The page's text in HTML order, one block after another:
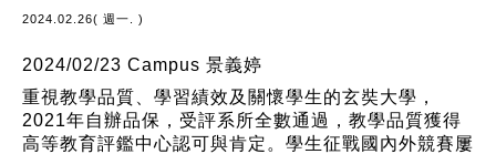
2024.02.26( 週一. )
2024/02/23 Campus 景義婷
重視教學品質、學習績效及關懷學生的玄奘大學，
2021年自辦品保，受評系所全數通過，教學品質獲得
高等教育評鑑中心認可與肯定。學生征戰國內外競賽屢